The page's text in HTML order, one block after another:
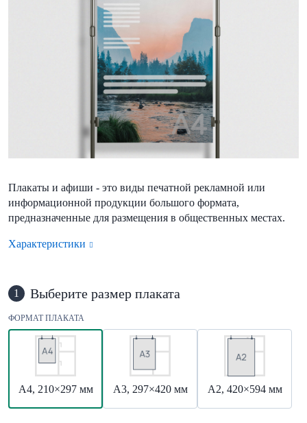
Плакаты и афиши - это виды печатной рекламной или
информационной продукции большого формата,
предназначенные для размещения в общественных местах.
Характеристики
1 Выберите размер плаката
ФОРМАТ ПЛАКАТА
А4, 210×297 мм А3, 297×420 мм А2, 420×594 мм